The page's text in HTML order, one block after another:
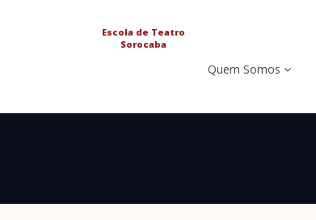
Escola de Teatro
Sorocaba
Quem Somos